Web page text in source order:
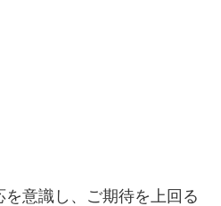
意識し、ご期待を上回る